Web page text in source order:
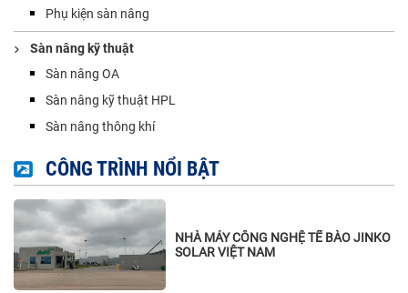
Phụ kiện sàn nâng
Sàn nâng kỹ thuật
Sàn nâng OA
Sàn nâng kỹ thuật HPL
Sàn nâng thông khí
CÔNG TRÌNH NỔI BẬT
NHÀ MÁY CÔNG NGHỆ TẾ BÀO JINKO
SOLAR VIỆT NAM